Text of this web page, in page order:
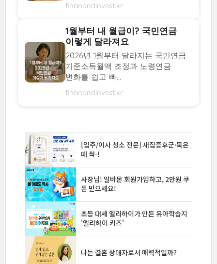
finanandinvest.kr
1월부터 내 월급이? 국민연금
이렇게 달라져요
2026년 1월부터 달라지는 국민연금
기준소득월액 조정과 노령연금
변화를 쉽고 빠...
finanandinvest.kr